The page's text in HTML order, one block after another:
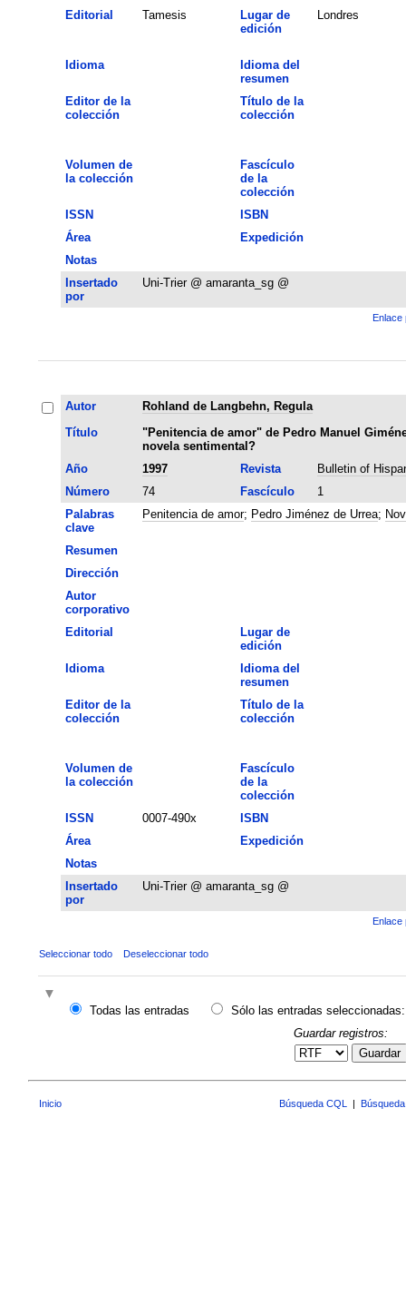
Editorial
Tamesis
Lugar de
edición
Londres
Idioma
Idioma del
resumen
Editor de la
colección
Título de la
colección
Volumen de
la colección
Fascículo
de la
colección
ISSN
ISBN
Área
Expedición
Notas
Insertado
por
Uni-Trier @ amaranta_sg @
Enlace
Autor
Rohland de Langbehn, Regula
Título
"Penitencia de amor" de Pedro Manuel
novela sentimental?
Año
1997 Revista
Bulletin of
Número
74 Fascículo
1
Palabras
clave
Penitencia de amor; Pedro Jiménez de Urrea;
Resumen
Dirección
Autor
corporativo
Editorial
Lugar de
edición
Idioma
Idioma del
resumen
Editor de la
colección
Título de la
colección
Volumen de
la colección
Fascículo
de la
colección
ISSN
0007-490x
ISBN
Área
Expedición
Notas
Insertado
por
Uni-Trier @ amaranta_sg @
Enlace
Seleccionar todo Deseleccionar todo
Todas las entradas
Sólo las entradas seleccionadas:
Guardar registros:
Guardar
Inicio Búsqueda CQL